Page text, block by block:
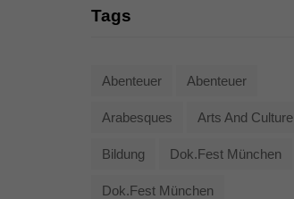
Tags
Abenteuer Abenteuer
Arabesques Arts And Culture
Bildung Dok.fest München
Dok.fest München